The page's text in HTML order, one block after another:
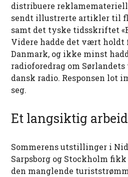
distribuere
sendt illustrerte artikler til
samt det tyske tidsskriftet
Videre hadde det vært holdt
Danmark, og ikke minst
radioforedrag om
dansk radio. Responsen lot
seg.
Et langsiktig arbeid
Sommerens utstillinger i
Sarpsborg og Stockholm
den manglende